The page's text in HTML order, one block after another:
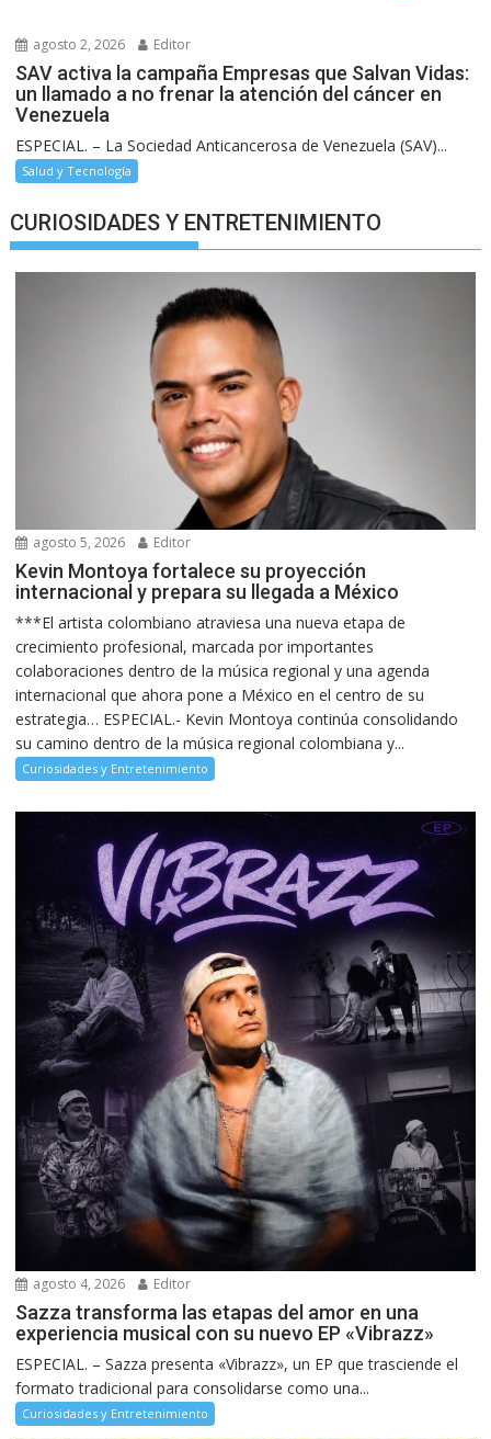
agosto 2, 2026 Editor
SAV activa la campaña Empresas que Salvan Vidas:
un llamado a no frenar la atención del cáncer en
Venezuela
ESPECIAL. – La Sociedad Anticancerosa de Venezuela (SAV)...
Salud y Tecnología
CURIOSIDADES Y ENTRETENIMIENTO
agosto 5, 2026 Editor
Kevin Montoya fortalece su proyección
internacional y prepara su llegada a México
***El artista colombiano atraviesa una nueva etapa de
crecimiento profesional, marcada por importantes
colaboraciones dentro de la música regional y una agenda
internacional que ahora pone a México en el centro de su
estrategia… ESPECIAL.- Kevin Montoya continúa consolidando
su camino dentro de la música regional colombiana y...
Curiosidades y Entretenimiento
agosto 4, 2026 Editor
Sazza transforma las etapas del amor en una
experiencia musical con su nuevo EP «Vibrazz»
ESPECIAL. – Sazza presenta «Vibrazz», un EP que trasciende el
formato tradicional para consolidarse como una...
Curiosidades y Entretenimiento